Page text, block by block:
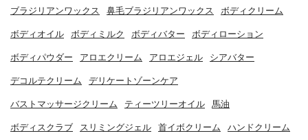
ブラジリアンワックス 鼻毛ブラジリアンワックス ボディクリーム
ボディオイル ボディミルク ボディバター ボディローション
ボディパウダー アロエクリーム アロエジェル シアバター
デコルテクリーム デリケートゾーンケア
バストマッサージクリーム ティーツリーオイル 馬油
ボディスクラブ スリミングジェル 首イボクリーム ハンドクリーム